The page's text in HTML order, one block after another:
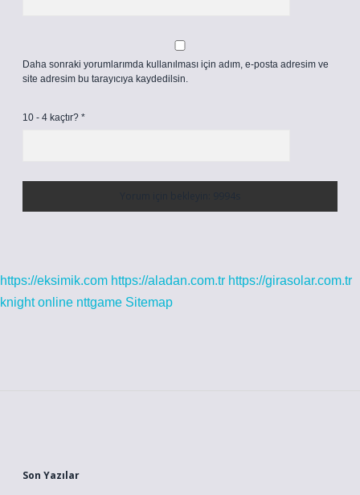
Daha sonraki yorumlarımda kullanılması için adım, e-posta adresim ve
site adresim bu tarayıcıya kaydedilsin.
10 - 4 kaçtır? *
https://eksimik.com https://aladan.com.tr https://girasolar.com.tr
knight online nttgame Sitemap
Son Yazılar